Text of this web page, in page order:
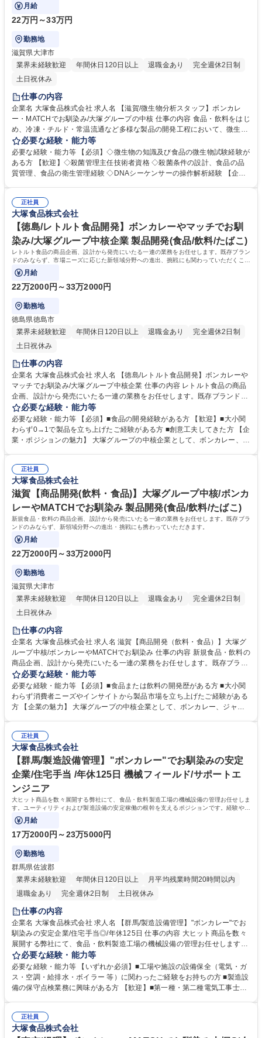
立させる「最後の砦」として、科学的根拠
月給
22万円～33万円
勤務地
滋賀県大津市
業界未経験歓迎
年間休日120日以上 退職金あり
完全週休2日制
土日祝休み
仕事の内容
企業名 大塚食品株式会社 求人名 【滋賀/微生物分析スタッフ】ボンカレ
ー・MATCHでお馴染み/大塚グループの中核 仕事の内容 食品・飲料をはじ
め、冷凍・チルド・常温流通など多様な製品の開発工程において、微生物
安全性を確保するための分析・評価業務を担当します。 製品の安全性とお
いしさを両立させる「最後の砦」として、科学的根拠 に基づく判断でブラ
ンド価値を守るポジションです。 【お任せする業務】 ■原料の安全性評
価、開発品の殺菌条件検討、保存性確認 ■製品特性に応じた危害微生物の
フ】ボンカレー・MATCHでお馴染み/大塚グループの中核
必要な経験・能力等
必要な経験・能力等 【必須】◇微生物の知識及び食品の微生物試験経験が
ある方 【歓迎】◇殺菌管理主任技術者資格 ◇殺菌条件の設計、食品の品
質管理、食品の衛生管理経験 ◇DNAシーケンサーの操作解析経験 【企業
既存商品にとらわれず、独自性を重視した開発力は大塚グループの伝統的
なパイオニア精神によるものです。 学歴・資格 学歴：大学院 大学 語学
力： 資格：
正社員
大塚食品株式会社
【徳島/レトルト食品開発】ボンカレーやマッチでお馴
染み/大塚グループ中核企業 製品開発(食品/飲料/たばこ)
レトルト食品の商品企画、設計から発売にいたる一連の業務をお任せします。既存ブラン
ドのみならず、市場ニーズに応じた新領域分野への進出、挑戦にも関わっていただくこと
ができます。
月給
22万2000円～33万2000円
勤務地
徳島県徳島市
業界未経験歓迎
年間休日120日以上 退職金あり
完全週休2日制
土日祝休み
仕事の内容
企業名 大塚食品株式会社 求人名 【徳島/レトルト食品開発】ボンカレーや
マッチでお馴染み/大塚グループ中核企業 仕事の内容 レトルト食品の商品
企画、設計から発売にいたる一連の業務をお任せします。既存ブランドの
みならず、市場ニーズに応じた新領域分野への進出、挑戦にも関わってい
ただくことができます。 【お任せする業務】 ■新規食品・飲料の商品企画
立案 ■マーケティング ■製品設計及び小スケール試作 ■製造方法・製造委
託先検討 ■生産スケールにおけるテスト計画・実施等 【商材】「ボンカレ
チでお馴染み/大塚グループ中核企業
必要な経験・能力等
必要な経験・能力等 【必須】■食品の開発経験がある方 【歓迎】■大小関
わらず0→1で製品を立ち上げたご経験がある方 ■創意工夫してきた方 【企
業・ポジションの魅力】 大塚グループの中核企業として、ボンカレー、ジ
続していきます。 将来的にはチームのリーダーとしてレトルト開発室を引
っ張ってくださることを期待しています。 学歴・資格 学歴：大学院 大学
語学力： 資格：
正社員
大塚食品株式会社
滋賀【商品開発(飲料・食品)】大塚グループ中核/ボンカ
レーやMATCHでお馴染み 製品開発(食品/飲料/たばこ)
新規食品・飲料の商品企画、設計から発売にいたる一連の業務をお任せします。既存ブラ
ンドのみならず、新領域分野への進出・挑戦にも携わっていただきます。
月給
22万2000円～33万2000円
勤務地
滋賀県大津市
業界未経験歓迎
年間休日120日以上 退職金あり
完全週休2日制
土日祝休み
仕事の内容
企業名 大塚食品株式会社 求人名 滋賀【商品開発（飲料・食品）】大塚グ
ループ中核/ボンカレーやMATCHでお馴染み 仕事の内容 新規食品・飲料の
商品企画、設計から発売にいたる一連の業務をお任せします。既存ブラン
ドのみならず、新領域分野への進出・挑戦にも携わっていただきます。
【お任せする業務】 ■新規食品・飲料の商品企画立案 ■マーケティング ■
製品設計及び小スケール試作 ■製造方法・製造委託先検討 ■生産スケール
におけるテスト計画・実施等 【商材】消費者向け製品メイン/製品形態な
レーやMATCHでお馴染み
必要な経験・能力等
必要な経験・能力等 【必須】■食品または飲料の開発歴がある方 ■大小関
わらず消費者ニーズやインサイトから製品市場を立ち上げたご経験がある
方 【企業の魅力】 大塚グループの中核企業として、ボンカレー、ジャワ
ていきます。 将来的には製品開発室のリーダー候補として、牽引いただく
正社員
大塚食品株式会社
【群馬/製造設備管理】"ボンカレー"でお馴染みの安定
企業/住宅手当 /年休125日 機械フィールド/サポートエ
ンジニア
大ヒット商品を数々展開する弊社にて、食品・飲料製造工場の機械設備の管理お任せしま
す。ユーティリティおよび製造設備の安定稼働の根幹を支えるポジションです。経験や習
熟度に合わせて段階的にお任せします。
月給
17万2000円～23万5000円
勤務地
群馬県佐波郡
業界未経験歓迎
年間休日120日以上
月平均残業時間20時間以内
退職金あり
完全週休2日制 土日祝休み
仕事の内容
企業名 大塚食品株式会社 求人名 【群馬/製造設備管理】"ボンカレー"でお
馴染みの安定企業/住宅手当◎/年休125日 仕事の内容 大ヒット商品を数々
展開する弊社にて、食品・飲料製造工場の機械設備の管理お任せします。
ユーティリティおよび製造設備の安定稼働の根幹を支えるポジションで
す。経験や習熟度に合わせて段階的にお任せします。 【お任せする業務の
詳細】■ユーティリティ設備の点検・メンテナンスおよびトラブル時の一
次対応 ■調合・加熱・包装などの製造設備の定期点検や簡易修理 ■設備ト
けたエネルギー改善活動および工場内の産業廃棄物管理（分別・処理フロ
ー整備） 募集職種 【群馬/製造設備管理】"ボンカレー"でお馴染みの安定
必要な経験・能力等
必要な経験・能力等 【いずれか必須】■工場や施設の設備保全（電気・ガ
ス・空調・給排水・ボイラー 等）に関わったご経験をお持ちの方 ■製造設
備の保守点検業務に興味がある方 【歓迎】■第一種・第二種電気工事士を
飲料マッチ等、顧客・消費者の方になじみのある商品を扱っています 学
歴・資格 学歴：大学院 大学 高専 専修学校 高校 語学力： 資格：
正社員
大塚食品株式会社